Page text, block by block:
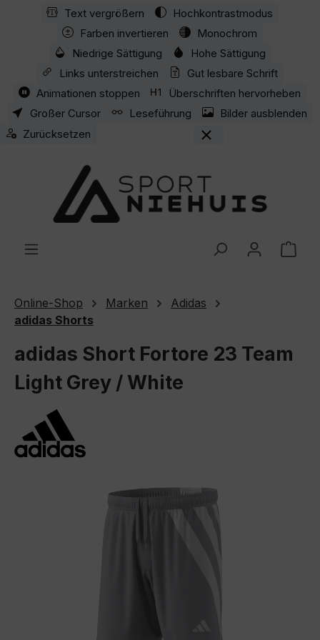
Zum Hauptinhalt springen
Text vergrößern
Hochkontrastmodus
Farben invertieren
Monochrom
Niedrige Sättigung
Hohe Sättigung
Links unterstreichen
Gut lesbare Schrift
Animationen stoppen
Überschriften hervorheben
Großer Cursor
Leseführung
Bilder ausblenden
Zurücksetzen
Online-Shop Marken
Adidas
adidas Shorts
adidas Short Fortore 23 Team
Light Grey / White
Bildergalerie überspringen